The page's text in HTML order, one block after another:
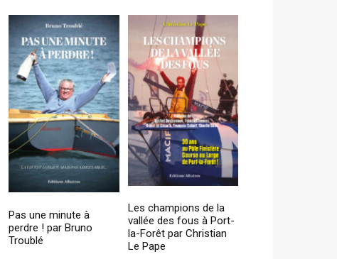
Pas une minute à
perdre ! par Bruno
Troublé
Les champions de la
vallée des fous à Port-
la-Forêt par Christian
Le Pape